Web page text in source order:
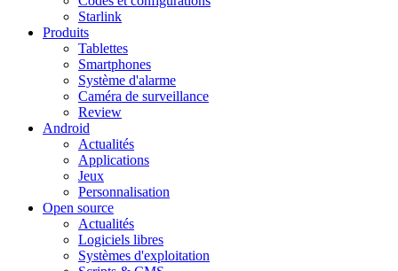
Starlink
Produits
Tablettes
Smartphones
Système d'alarme
Caméra de surveillance
Review
Android
Actualités
Applications
Jeux
Personnalisation
Open source
Actualités
Logiciels libres
Systèmes d'exploitation